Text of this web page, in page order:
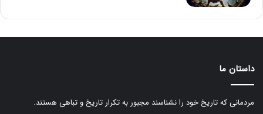
داستان ما
مردمانی که تاریخ خود را نشناسند مجبور به تکرار تاریخ و تباهی هستند.